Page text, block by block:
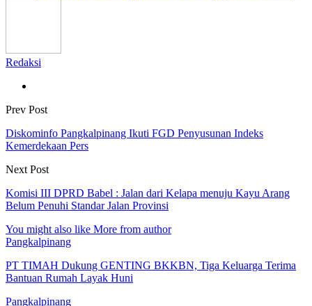
Redaksi
Prev Post
Diskominfo Pangkalpinang Ikuti FGD Penyusunan Indeks
Kemerdekaan Pers
Next Post
Komisi III DPRD Babel : Jalan dari Kelapa menuju Kayu Arang
Belum Penuhi Standar Jalan Provinsi
You might also like More from author
Pangkalpinang
PT TIMAH Dukung GENTING BKKBN, Tiga Keluarga Terima
Bantuan Rumah Layak Huni
Pangkalpinang